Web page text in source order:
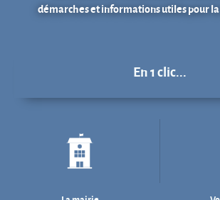
démarches et informations utiles pour
En 1 clic...